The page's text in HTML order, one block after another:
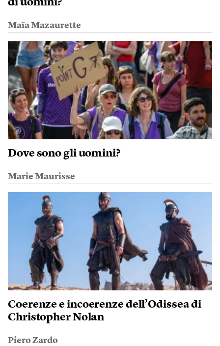
di uomini?
Maïa Mazaurette
Dove sono gli uomini?
Marie Maurisse
Coerenze e incoerenze dell’Odissea di
Christopher Nolan
Piero Zardo